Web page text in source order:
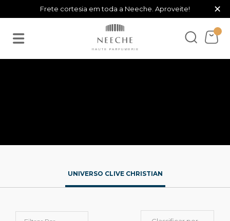
Frete cortesia em toda a Neeche. Aproveite! ×
UNIVERSO CLIVE CHRISTIAN